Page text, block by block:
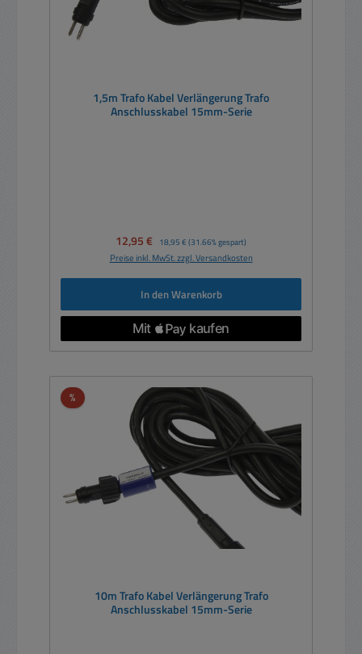
1,5m Trafo Kabel Verlängerung Trafo
Anschlusskabel 15mm-Serie
Verkaufspreis:
12,95 € Regulärer Preis:
18,95 € (31.66% gespart)
Preise inkl. MwSt. zzgl. Versandkosten
In den Warenkorb
%Rabatt
10m Trafo Kabel Verlängerung Trafo
Anschlusskabel 15mm-Serie